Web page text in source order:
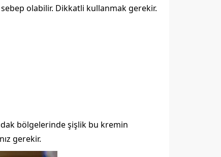
olabilir. Dikkatli kullanmak gerekir.
bölgelerinde şişlik bu kremin
gerekir.